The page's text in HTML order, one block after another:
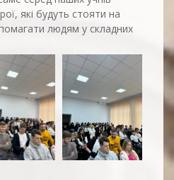
які будуть стояти на
людям у складних